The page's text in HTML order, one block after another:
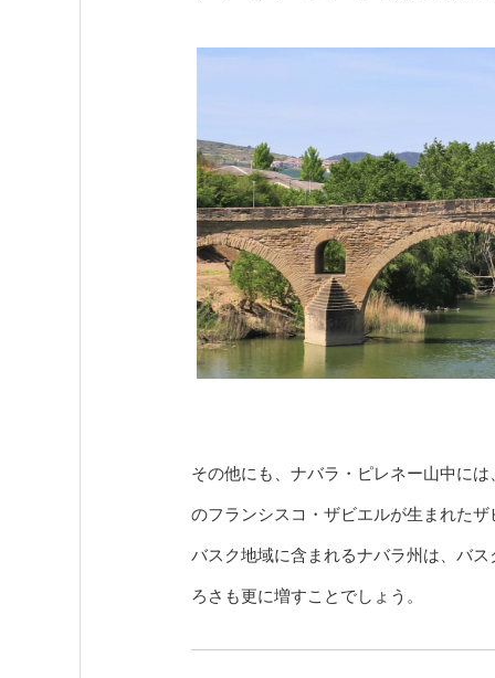
その他にも、ナバラ・ピレネー山中に
のフランシスコ・ザビエルが生まれた
バスク地域に含まれるナバラ州は、バ
ろさも更に増すことでしょう。